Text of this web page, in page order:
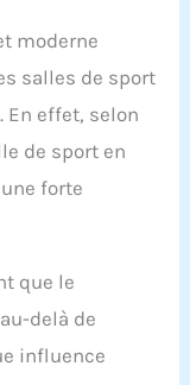
moderne
salles de sport
effet, selon
de sport en
forte
que le
delà de
influence